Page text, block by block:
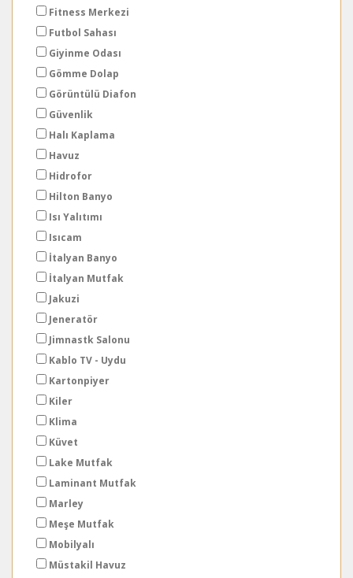
Fitness Merkezi
Futbol Sahası
Giyinme Odası
Gömme Dolap
Görüntülü Diafon
Güvenlik
Halı Kaplama
Havuz
Hidrofor
Hilton Banyo
Isı Yalıtımı
Isıcam
İtalyan Banyo
İtalyan Mutfak
Jakuzi
Jeneratör
Jimnastk Salonu
Kablo TV - Uydu
Kartonpiyer
Kiler
Klima
Küvet
Lake Mutfak
Laminant Mutfak
Marley
Meşe Mutfak
Mobilyalı
Müstakil Havuz